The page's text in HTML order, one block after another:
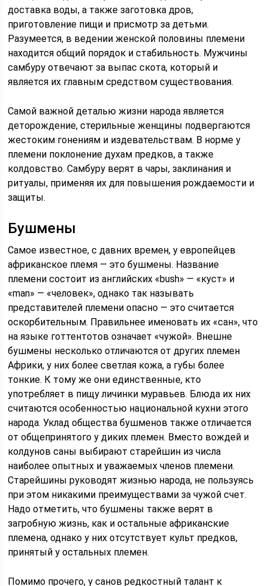
доставка воды, а также заготовка дров,
приготовление пищи и присмотр за детьми.
Разумеется, в ведении женской половины племени
находится общий порядок и стабильность. Мужчины
самбуру отвечают за выпас скота, который и
является их главным средством существования.
Самой важной деталью жизни народа является
деторождение, стерильные женщины подвергаются
жестоким гонениям и издевательствам. В норме у
племени поклонение духам предков, а также
колдовство. Самбуру верят в чары, заклинания и
ритуалы, применяя их для повышения рождаемости и
защиты.
Бушмены
Самое известное, с давних времен, у европейцев
африканское племя — это бушмены. Название
племени состоит из английских «bush» — «куст» и
«man» — «человек», однако так называть
представителей племени опасно — это считается
оскорбительным. Правильнее именовать их «сан», что
на языке готтентотов означает «чужой». Внешне
бушмены несколько отличаются от других племен
Африки, у них более светлая кожа, а губы более
тонкие. К тому же они единственные, кто
употребляет в пищу личинки муравьев. Блюда их них
считаются особенностью национальной кухни этого
народа. Уклад общества бушменов также отличается
от общепринятого у диких племен. Вместо вождей и
колдунов саны выбирают старейшин из числа
наиболее опытных и уважаемых членов племени.
Старейшины руководят жизнью народа, не пользуясь
при этом никакими преимуществами за чужой счет.
Надо отметить, что бушмены также верят в
загробную жизнь, как и остальные африканские
племена, однако у них отсутствует культ предков,
принятый у остальных племен.
Помимо прочего, у санов редкостный талант к